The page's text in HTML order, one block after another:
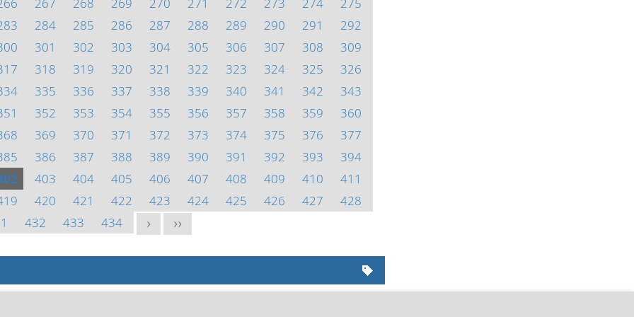
284 285 286 287 288 289 290 291
292
301 302 303 304 305 306 307 308
309
318 319 320 321 322 323 324 325
326
335 336 337 338 339 340 341 342
343
352 353 354 355 356 357 358 359
360
369 370 371 372 373 374 375 376
377
386 387 388 389 390 391 392 393
394
403 404 405 406 407 408 409 410
411
420 421 422 423 424 425 426 427
428
432 433 434 > >>